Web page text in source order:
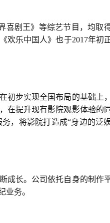
喜剧王》等综艺节目，均取
欢乐中国人》也于2017年初
初步实现全国布局的基础上
在提升现有影院观影体验的同
，将影院打造成“身边的泛
成长。公司依托自身的制作
业务。